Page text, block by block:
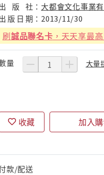
版 社： 大都會文化事業
版 日 期： 2013/11/30
刷誠品聯名卡 ，天天享最
量 大量
收藏 加入
款/配送